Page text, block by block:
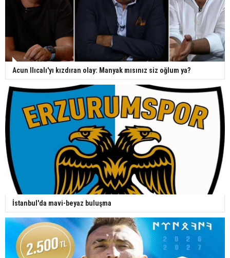
Acun Ilıcalı'yı kızdıran olay: Manyak mısınız siz oğlum ya?
İstanbul'da mavi-beyaz buluşma